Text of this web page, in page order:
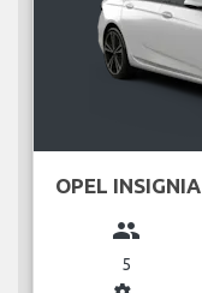
OPEL INSIGNIA
group
5